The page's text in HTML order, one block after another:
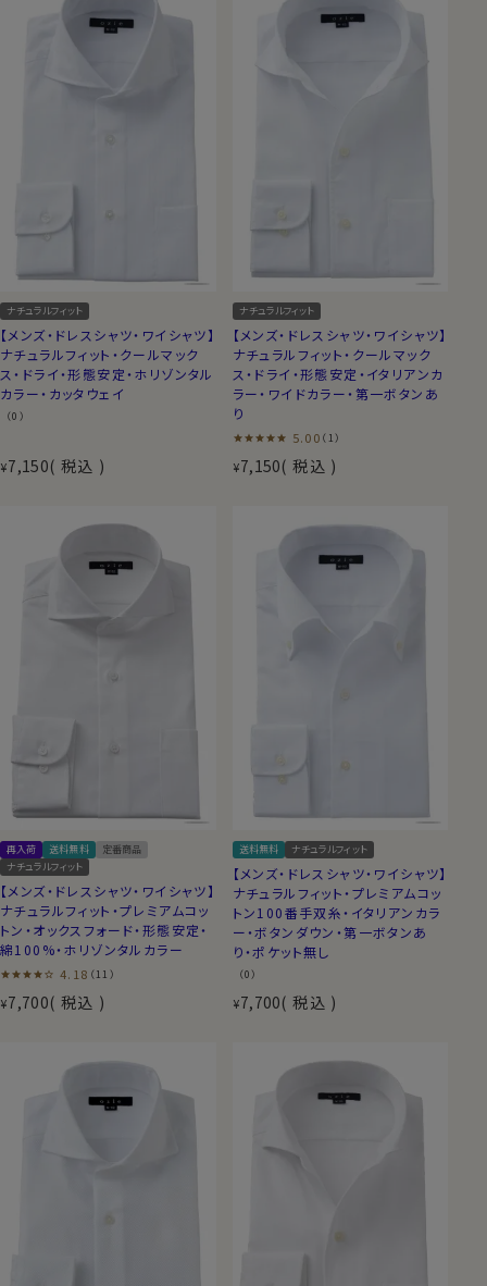
ナチュラルフィット
【メンズ・ドレスシャツ・ワイシャツ】
ナチュラルフィット・クールマック
ス・ドライ・形態安定・ホリゾンタル
カラー・カッタウェイ
（0）
¥7,150 税込
ナチュラルフィット
【メンズ・ドレスシャツ・ワイシャツ】
ナチュラルフィット・クールマック
ス・ドライ・形態安定・イタリアンカ
ラー・ワイドカラー・第一ボタンあ
り
5.00 （1）
¥7,150 税込
再入荷 送料無料
定番商品
ナチュラルフィット
【メンズ・ドレスシャツ・ワイシャツ】
ナチュラルフィット・プレミアムコッ
トン・オックスフォード・形態安定・
綿100%・ホリゾンタルカラー
4.18 （11）
¥7,700 税込
送料無料 ナチュラルフィット
【メンズ・ドレスシャツ・ワイシャツ】
ナチュラルフィット・プレミアムコッ
トン100番手双糸・イタリアンカラ
ー・ボタンダウン・第一ボタンあ
り・ポケット無し
（0）
¥7,700 税込